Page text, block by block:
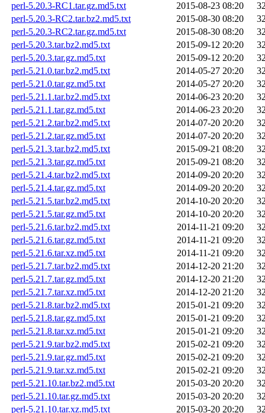
perl-5.20.3-RC1.tar.gz.md5.txt
2015-08-23 08:20
perl-5.20.3-RC2.tar.bz2.md5.txt
2015-08-30 08:20
perl-5.20.3-RC2.tar.gz.md5.txt
2015-08-30 08:20
perl-5.20.3.tar.bz2.md5.txt
2015-09-12 20:20
perl-5.20.3.tar.gz.md5.txt
2015-09-12 20:20
perl-5.21.0.tar.bz2.md5.txt
2014-05-27 20:20
perl-5.21.0.tar.gz.md5.txt
2014-05-27 20:20
perl-5.21.1.tar.bz2.md5.txt
2014-06-23 20:20
perl-5.21.1.tar.gz.md5.txt
2014-06-23 20:20
perl-5.21.2.tar.bz2.md5.txt
2014-07-20 20:20
perl-5.21.2.tar.gz.md5.txt
2014-07-20 20:20
perl-5.21.3.tar.bz2.md5.txt
2015-09-21 08:20
perl-5.21.3.tar.gz.md5.txt
2015-09-21 08:20
perl-5.21.4.tar.bz2.md5.txt
2014-09-20 20:20
perl-5.21.4.tar.gz.md5.txt
2014-09-20 20:20
perl-5.21.5.tar.bz2.md5.txt
2014-10-20 20:20
perl-5.21.5.tar.gz.md5.txt
2014-10-20 20:20
perl-5.21.6.tar.bz2.md5.txt
2014-11-21 09:20
perl-5.21.6.tar.gz.md5.txt
2014-11-21 09:20
perl-5.21.6.tar.xz.md5.txt
2014-11-21 09:20
perl-5.21.7.tar.bz2.md5.txt
2014-12-20 21:20
perl-5.21.7.tar.gz.md5.txt
2014-12-20 21:20
perl-5.21.7.tar.xz.md5.txt
2014-12-20 21:20
perl-5.21.8.tar.bz2.md5.txt
2015-01-21 09:20
perl-5.21.8.tar.gz.md5.txt
2015-01-21 09:20
perl-5.21.8.tar.xz.md5.txt
2015-01-21 09:20
perl-5.21.9.tar.bz2.md5.txt
2015-02-21 09:20
perl-5.21.9.tar.gz.md5.txt
2015-02-21 09:20
perl-5.21.9.tar.xz.md5.txt
2015-02-21 09:20
perl-5.21.10.tar.bz2.md5.txt
2015-03-20 20:20
perl-5.21.10.tar.gz.md5.txt
2015-03-20 20:20
perl-5.21.10.tar.xz.md5.txt
2015-03-20 20:20